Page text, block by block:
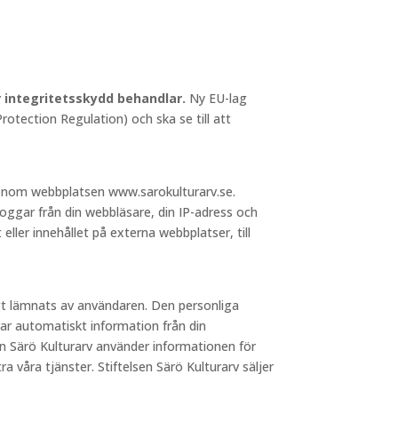
behandlar. Ny EU-lag
Regulation) och ska se till att
webbplatsen www.sarokulturarv.se.
från din webbläsare, din IP-adress och
innehållet på externa webbplatser, till
av användaren. Den personliga
automatiskt information från din
Särö Kulturarv använder informationen för
våra tjänster. Stiftelsen Särö Kulturarv säljer